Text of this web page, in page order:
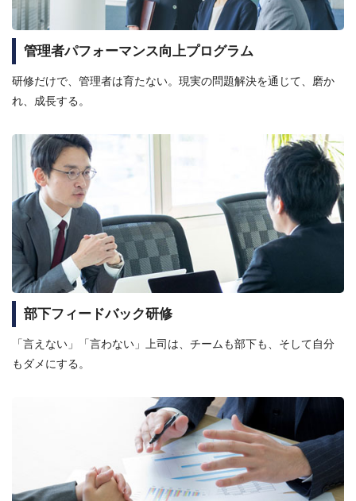
管理者パフォーマンス向上プログラム
研修だけで、管理者は育たない。現実の問題解決を通じて、磨か
れ、成長する。
部下フィードバック研修
「言えない」「言わない」上司は、チームも部下も、そして自分
もダメにする。